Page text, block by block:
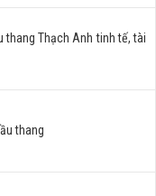
thang Thạch Anh tinh tế, tài
thang